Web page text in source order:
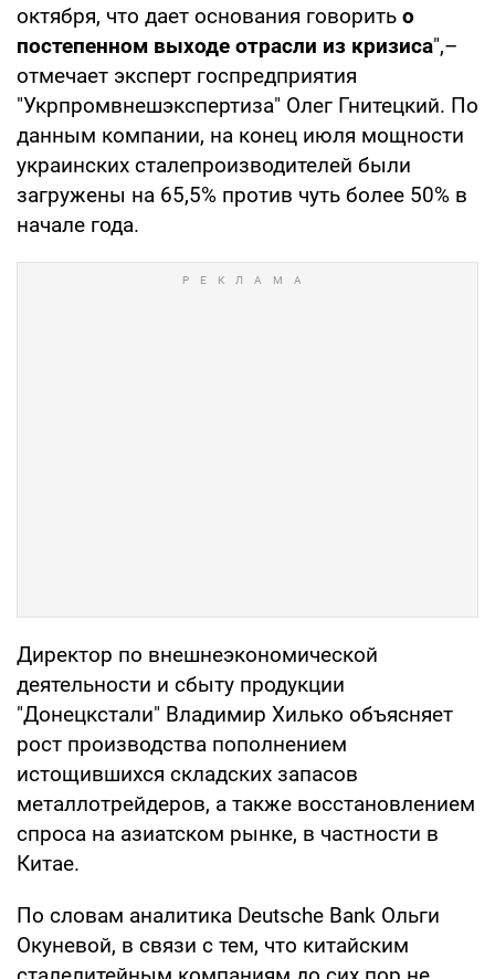
октября, что дает основания говорить о
постепенном выходе отрасли из кризиса",–
отмечает эксперт госпредприятия
"Укрпромвнешэкспертиза" Олег Гнитецкий. По
данным компании, на конец июля мощности
украинских сталепроизводителей были
загружены на 65,5% против чуть более 50% в
начале года.
Директор по внешнеэкономической
деятельности и сбыту продукции
"Донецкстали" Владимир Хилько объясняет
рост производства пополнением
истощившихся складских запасов
металлотрейдеров, а также восстановлением
спроса на азиатском рынке, в частности в
Китае.
По словам аналитика Deutsche Bank Ольги
Окуневой, в связи с тем, что китайским